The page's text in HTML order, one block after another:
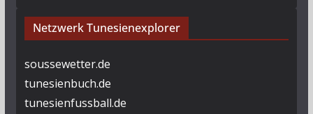
Netzwerk Tunesienexplorer
soussewetter.de
tunesienbuch.de
tunesienfussball.de